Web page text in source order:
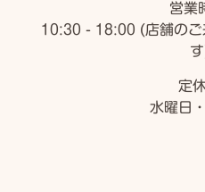
営業
10:30 - 18:00 (店舗のご
定
水曜日